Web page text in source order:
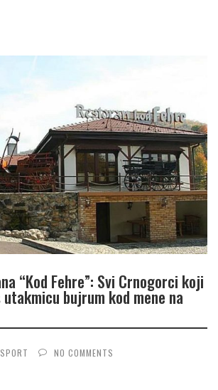
“Kod Fehre”: Svi Crnogorci koji
bujrum kod mene na
SPORT NO COMMENTS